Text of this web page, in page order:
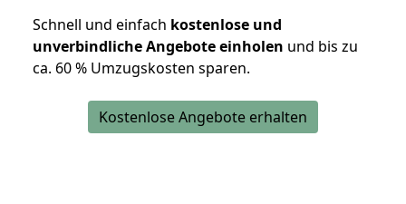
Schnell und einfach kostenlose und
unverbindliche Angebote einholen und bis zu
ca. 60 % Umzugskosten sparen.
Kostenlose Angebote erhalten